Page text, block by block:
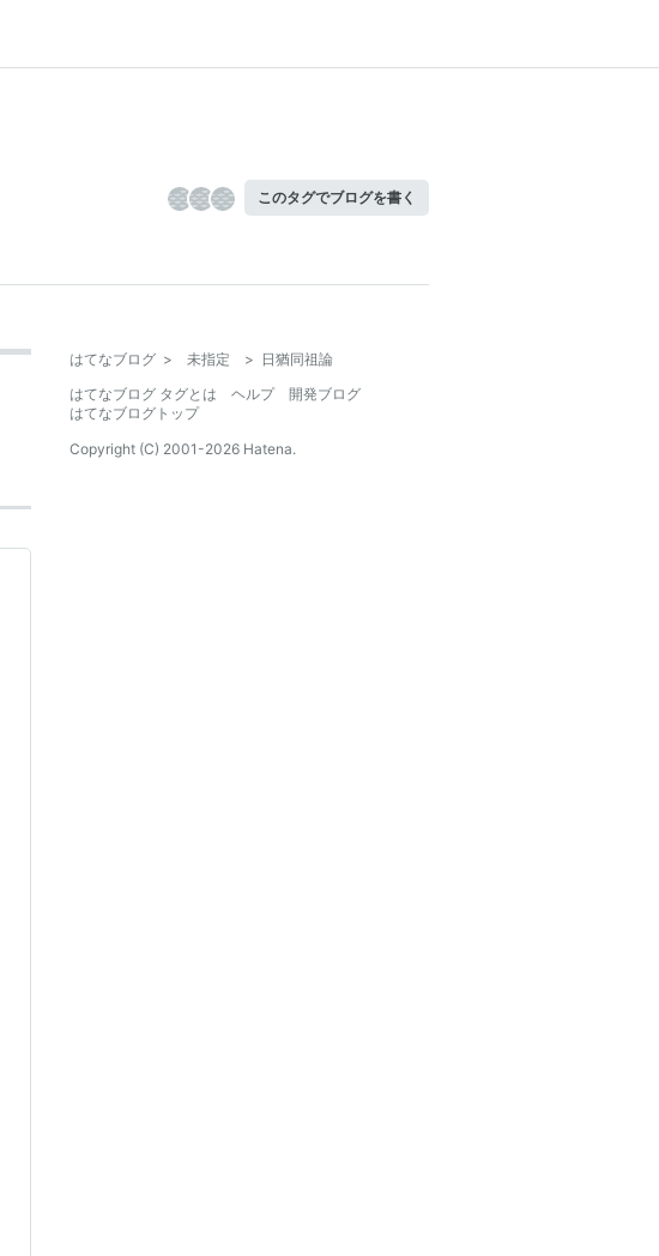
このタグでブログを書く
はてなブログ > 未指定 > 日猶同祖論
はてなブログ タグとは
ヘルプ
開発ブログ
はてなブログトップ
Copyright (C) 2001-2026 Hatena.